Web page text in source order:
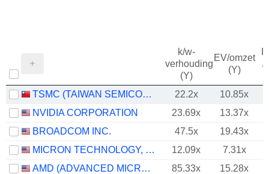
k/w-
verhouding
(Y)
EV/omzet
(Y)
/
TSMC (TAIWAN SEMICONDUCTOR MANUFACTURING COMPANY) 22.2x
10.85x
NVIDIA CORPORATION
23.69x 13.37x
BROADCOM INC.
47.5x 19.43x
MICRON TECHNOLOGY, INC.
12.09x
7.31x
AMD (ADVANCED MICRO DEVICES)
85.33x 15.28x